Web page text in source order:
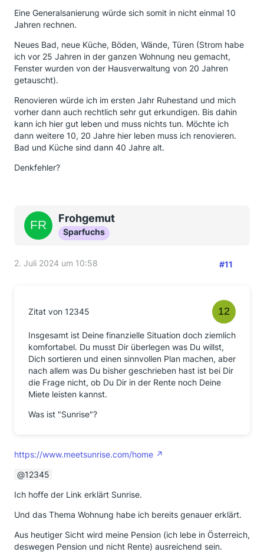
Eine Generalsanierung würde sich somit in nicht einmal 10
Jahren rechnen.
Neues Bad, neue Küche, Böden, Wände, Türen (Strom habe
ich vor 25 Jahren in der ganzen Wohnung neu gemacht,
Fenster wurden von der Hausverwaltung von 20 Jahren
getauscht).
Renovieren würde ich im ersten Jahr Ruhestand und mich
vorher dann auch rechtlich sehr gut erkundigen. Bis dahin
kann ich hier gut leben und muss nichts tun. Möchte ich
dann weitere 10, 20 Jahre hier leben muss ich renovieren.
Bad und Küche sind dann 40 Jahre alt.
Denkfehler?
Frohgemut
Sparfuchs
2. Juli 2024 um 10:58 #11
Zitat von 12345
Insgesamt ist Deine finanzielle Situation doch ziemlich
komfortabel. Du musst Dir überlegen was Du willst,
Dich sortieren und einen sinnvollen Plan machen, aber
nach allem was Du bisher geschrieben hast ist bei Dir
die Frage nicht, ob Du Dir in der Rente noch Deine
Miete leisten kannst.
Was ist "Sunrise"?
https://www.meetsunrise.com/home
12345
Ich hoffe der Link erklärt Sunrise.
Und das Thema Wohnung habe ich bereits genauer erklärt.
Aus heutiger Sicht wird meine Pension (ich lebe in Österreich,
deswegen Pension und nicht Rente) ausreichend sein.